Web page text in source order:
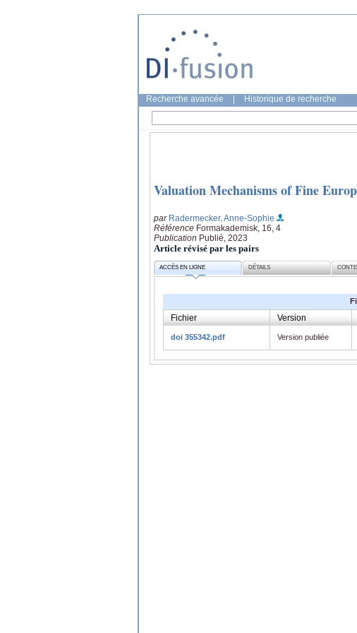
Recherche avancée Historique de recherche
Valuation Mechanisms of Fine
par Radermecker, Anne-Sophie
Référence Formakademisk, 16, 4
Publication Publié, 2023
Article révisé par les pairs
ACCÈS EN LIGNE DÉTAILS
Fichier Version
doi 355342.pdf Version publiée